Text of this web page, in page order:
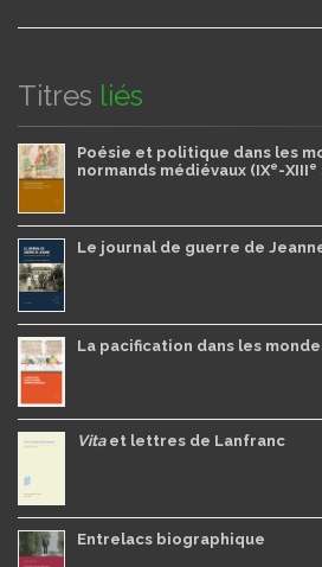
Titres liés
Poésie et politique dans les
normands médiévaux (IXe-XIIIe
Le journal de guerre de
La pacification dans les
Vitaet lettres de Lanfranc
Entrelacs biographique